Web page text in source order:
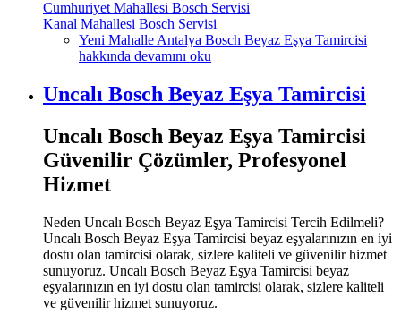
Cumhuriyet Mahallesi Bosch Servisi
Kanal Mahallesi Bosch Servisi
Yeni Mahalle Antalya Bosch Beyaz Eşya Tamircisi
hakkında devamını oku
Uncalı Bosch Beyaz Eşya Tamircisi
Uncalı Bosch Beyaz Eşya Tamircisi
Güvenilir Çözümler, Profesyonel
Hizmet
Neden Uncalı Bosch Beyaz Eşya Tamircisi Tercih Edilmeli?
Uncalı Bosch Beyaz Eşya Tamircisi beyaz eşyalarınızın en iyi
dostu olan tamircisi olarak, sizlere kaliteli ve güvenilir hizmet
sunuyoruz. Uncalı Bosch Beyaz Eşya Tamircisi beyaz
eşyalarınızın en iyi dostu olan tamircisi olarak, sizlere kaliteli
ve güvenilir hizmet sunuyoruz.